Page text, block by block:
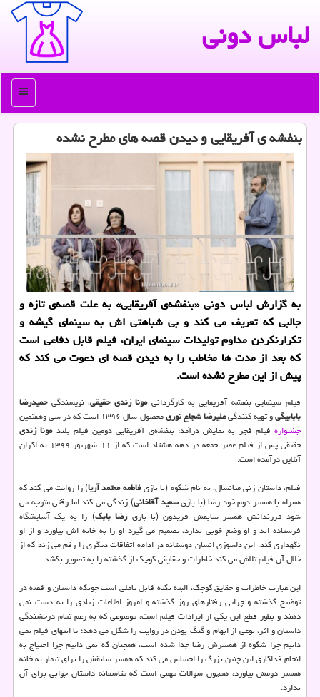
لباس دونی
منو
بنفشه ی آفریقایی و دیدن قصه های مطرح نشده
به گزارش لباس دونی «بنفشه‌ی آفریقایی» به علت قصه‌ی تازه و
جالبی كه تعریف می كند و بی شباهتی اش به سینمای گیشه و
تكرارنكردن مداوم تولیدات سینمای ایران، فیلم قابل دفاعی است
كه بعد از مدت ها مخاطب را به دیدن قصه ای دعوت می كند كه
پیش از این مطرح نشده است.
فیلم سینمایی بنفشه آفریقایی به کارگردانیمونا زندی حقیقی، نویسندگی حمیدرضا
بابابیگیو تهیه کنندگیعلیرضا شجاع نوریمحصول سال ۱۳۹۶ است که در سی وهفتمین
جشنواره فیلم فجر به نمایش درآمد؛ بنفشه‌ی آفریقایی دومین فیلم بلند مونا زندی
حقیقی پس از فیلم عصر جمعه در دهه هشتاد است که از ۱۱ شهریور ۱۳۹۹ به اکران
آنلاین درآمده است.
فیلم، داستان زنی میانسال، به نام شکوه (با بازیفاطمه معتمد آریا) را روایت می کند که
همراه با همسر دوم خود رضا (با بازیسعید آقاخانی) زندگی می کند اما وقتی متوجه می
شود فرزندانش همسر سابقش فریدون (با بازی رضا بابک) را به یک آسایشگاه
فرستاده اند و او وضع خوبی ندارد، تصمیم می گیرد او را به خانه اش بیاورد و از او
نگهداری کند. این دلسوزی انسان دوستانه در ادامه اتفاقات دیگری را رقم می زند که از
خلال آن فیلم تلاش می کند خاطرات و حقایقی کوچک از گذشته را به تصویر بکشد.
این عبارت خاطرات و حقایق کوچک، البته نکته قابل تاملی است چونکه داستان و قصه در
توضیح گذشته و چرایی رفتارهای روز گذشته و امروز اطلاعات زیادی را به دست نمی
دهند و بطور قطع این یکی از ایرادات فیلم است، موضوعی که به رغم تمام درخشندگی
داستان و اثر، نوعی از ابهام و گنگ بودن در روایت را شکل می دهد؛ تا انتهای فیلم نمی
دانیم چرا شکوه از همسرش رضا جدا شده است، همچنان که نمی دانیم چرا احتیاج به
انجام فداکاری این چنین بزرگ را احساس می کند که همسر سابقش را برای تیمار به خانه
همسر دومش بیاورد، همچون سوالات مهمی است که متاسفانه داستان جوابی برای آن
ندارد.